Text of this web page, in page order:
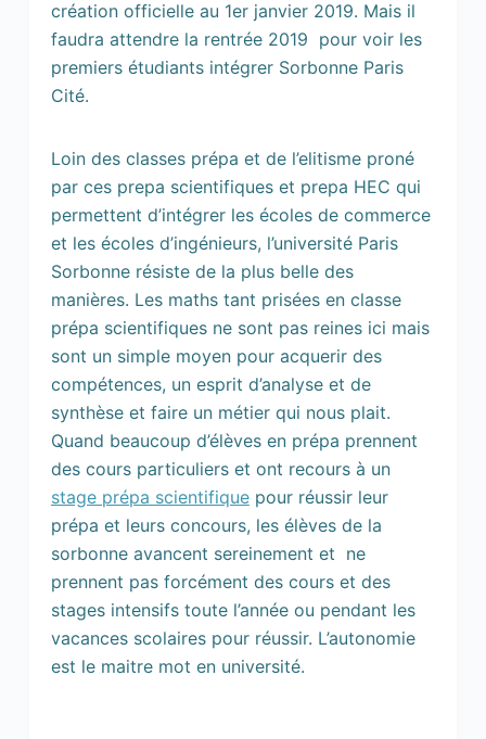
création officielle au 1er janvier 2019. Mais il
faudra attendre la rentrée 2019 pour voir les
premiers étudiants intégrer Sorbonne Paris
Cité.
Loin des classes prépa et de l’elitisme proné
par ces prepa scientifiques et prepa HEC qui
permettent d’intégrer les écoles de commerce
et les écoles d’ingénieurs, l’université Paris
Sorbonne résiste de la plus belle des
manières. Les maths tant prisées en classe
prépa scientifiques ne sont pas reines ici mais
sont un simple moyen pour acquerir des
compétences, un esprit d’analyse et de
synthèse et faire un métier qui nous plait.
Quand beaucoup d’élèves en prépa prennent
des cours particuliers et ont recours à un
stage prépa scientifiquepour réussir leur
prépa et leurs concours, les élèves de la
sorbonne avancent sereinement et ne
prennent pas forcément des cours et des
stages intensifs toute l’année ou pendant les
vacances scolaires pour réussir. L’autonomie
est le maitre mot en université.